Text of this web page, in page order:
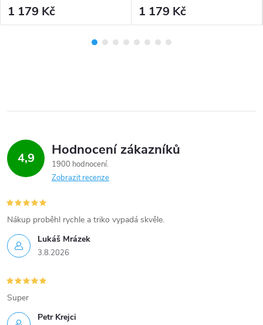
1 179 Kč 1 179 Kč
4,9 Hodnocení zákazníků
1900 hodnocení
Zobrazit recenze
Lukáš Mrázek
3.8.2026
Nákup proběhl rychle a triko vypadá skvěle.
Petr Krejci
Super